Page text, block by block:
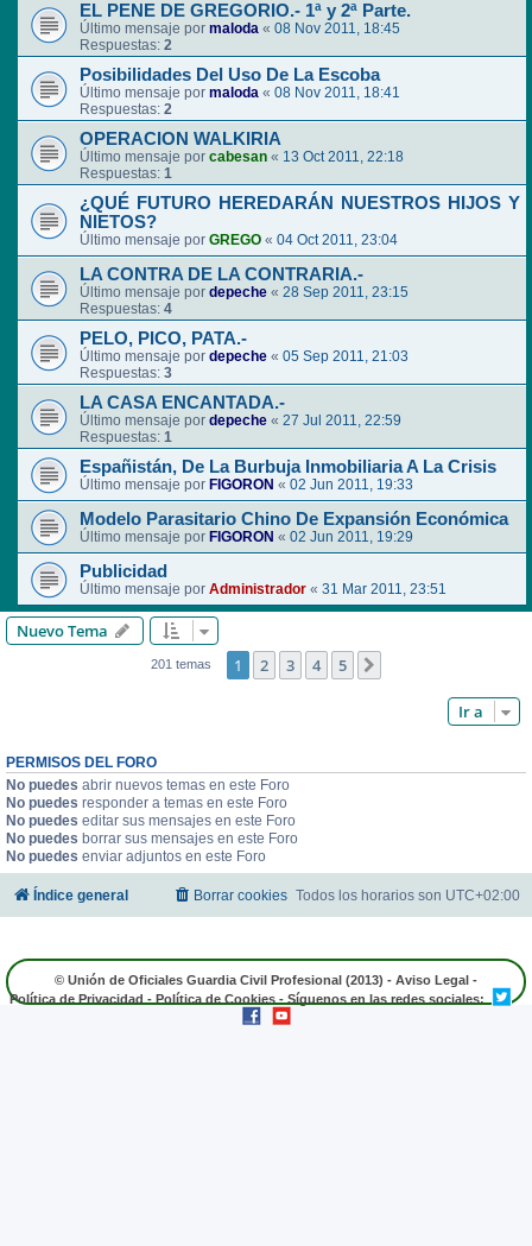
EL PENE DE GREGORIO.- 1ª y 2ª Parte.
Último mensaje por maloda « 08 Nov 2011, 18:45
Respuestas: 2
Posibilidades Del Uso De La Escoba
Último mensaje por maloda « 08 Nov 2011, 18:41
Respuestas: 2
OPERACION WALKIRIA
Último mensaje por cabesan « 13 Oct 2011, 22:18
Respuestas: 1
¿QUÉ FUTURO HEREDARÁN NUESTROS HIJOS Y
NIETOS?
Último mensaje por GREGO « 04 Oct 2011, 23:04
LA CONTRA DE LA CONTRARIA.-
Último mensaje por depeche « 28 Sep 2011, 23:15
Respuestas: 4
PELO, PICO, PATA.-
Último mensaje por depeche « 05 Sep 2011, 21:03
Respuestas: 3
LA CASA ENCANTADA.-
Último mensaje por depeche « 27 Jul 2011, 22:59
Respuestas: 1
Españistán, De La Burbuja Inmobiliaria A La Crisis
Último mensaje por FIGORON « 02 Jun 2011, 19:33
Modelo Parasitario Chino De Expansión Económica
Último mensaje por FIGORON « 02 Jun 2011, 19:29
Publicidad
Último mensaje por Administrador « 31 Mar 2011, 23:51
Nuevo Tema
201 temas 1 2 3 4 5
Ir a
PERMISOS DEL FORO
No puedes abrir nuevos temas en este Foro
No puedes responder a temas en este Foro
No puedes editar sus mensajes en este Foro
No puedes borrar sus mensajes en este Foro
No puedes enviar adjuntos en este Foro
Índice general Todos los horarios son UTC+02:00
Borrar cookies
© Unión de Oficiales Guardia Civil Profesional (2013) - Aviso Legal -
Política de Privacidad - Política de Cookies - Síguenos en las redes sociales: